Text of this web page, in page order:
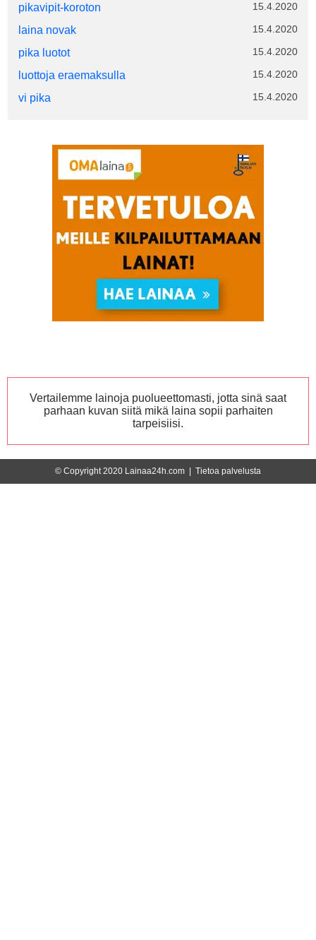
pikavipit-koroton 15.4.2020
laina novak 15.4.2020
pika luotot 15.4.2020
luottoja eraemaksulla 15.4.2020
vi pika 15.4.2020
Vertailemme lainoja puolueettomasti, jotta sinä saat
parhaan kuvan siitä mikä laina sopii parhaiten
tarpeisiisi.
© Copyright 2020 Lainaa24h.com | Tietoa palvelusta